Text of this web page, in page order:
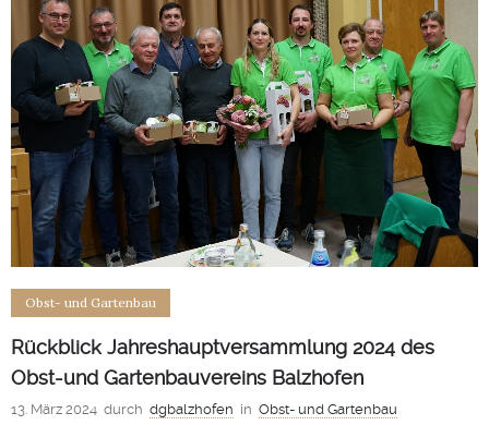
Obst- und Gartenbau
Rückblick Jahreshauptversammlung 2024 des
Obst-und Gartenbauvereins Balzhofen
13. März 2024 durch dgbalzhofen in Obst- und Gartenbau